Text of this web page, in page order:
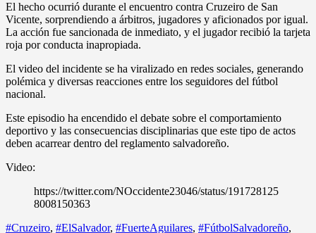
El hecho ocurrió durante el encuentro contra Cruzeiro de San
Vicente, sorprendiendo a árbitros, jugadores y aficionados por igual.
La acción fue sancionada de inmediato, y el jugador recibió la tarjeta
roja por conducta inapropiada.
El video del incidente se ha viralizado en redes sociales, generando
polémica y diversas reacciones entre los seguidores del fútbol
nacional.
Este episodio ha encendido el debate sobre el comportamiento
deportivo y las consecuencias disciplinarias que este tipo de actos
deben acarrear dentro del reglamento salvadoreño.
Video:
https://twitter.com/NOccidente23046/status/191728125
8008150363
#Cruzeiro, #ElSalvador, #FuerteAguilares, #FútbolSalvadoreño,